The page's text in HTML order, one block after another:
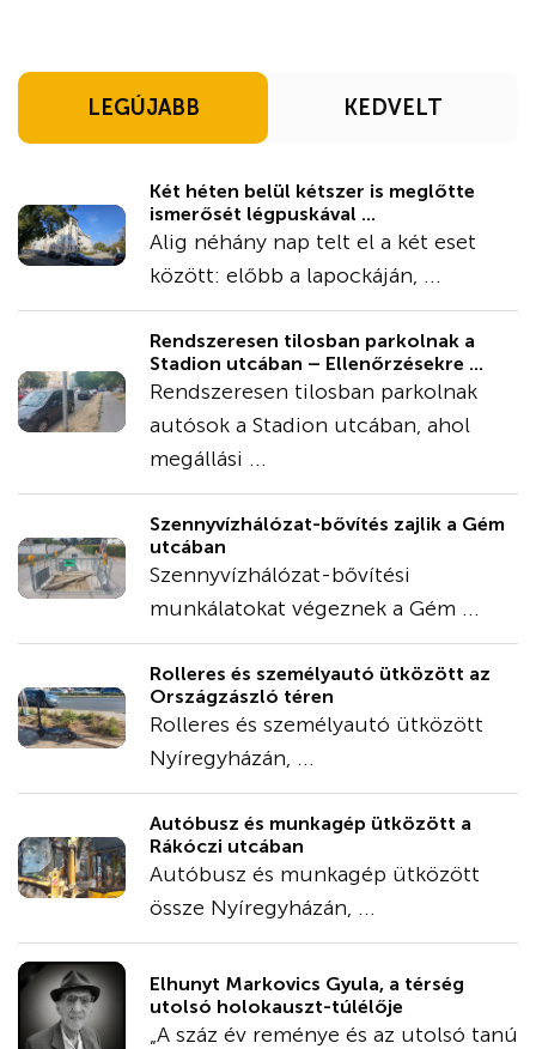
LEGÚJABB KEDVELT
Két héten belül kétszer is meglőtte
ismerősét légpuskával ...
Alig néhány nap telt el a két eset
között: előbb a lapockáján, ...
Rendszeresen tilosban parkolnak a
Stadion utcában – Ellenőrzésekre ...
Rendszeresen tilosban parkolnak
autósok a Stadion utcában, ahol
megállási ...
Szennyvízhálózat-bővítés zajlik a Gém
utcában
Szennyvízhálózat-bővítési
munkálatokat végeznek a Gém ...
Rolleres és személyautó ütközött az
Országzászló téren
Rolleres és személyautó ütközött
Nyíregyházán, ...
Autóbusz és munkagép ütközött a
Rákóczi utcában
Autóbusz és munkagép ütközött
össze Nyíregyházán, ...
Elhunyt Markovics Gyula, a térség
utolsó holokauszt-túlélője
„A száz év reménye és az utolsó tanú